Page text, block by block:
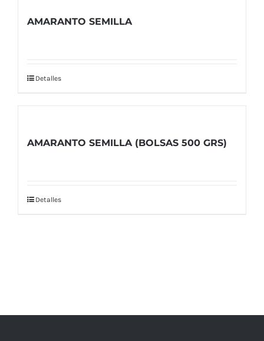
AMARANTO SEMILLA
Detalles
AMARANTO SEMILLA (BOLSAS 500 GRS)
Detalles